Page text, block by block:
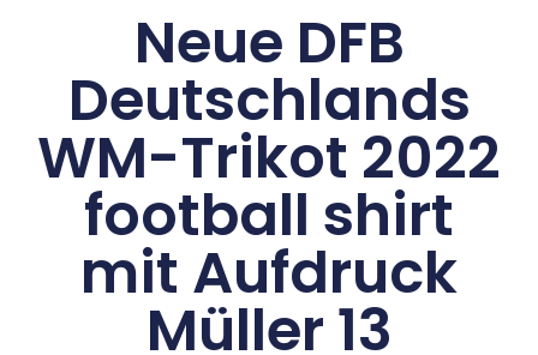
Neue DFB
Deutschlands
WM-Trikot 2022
football shirt
mit Aufdruck
Müller 13